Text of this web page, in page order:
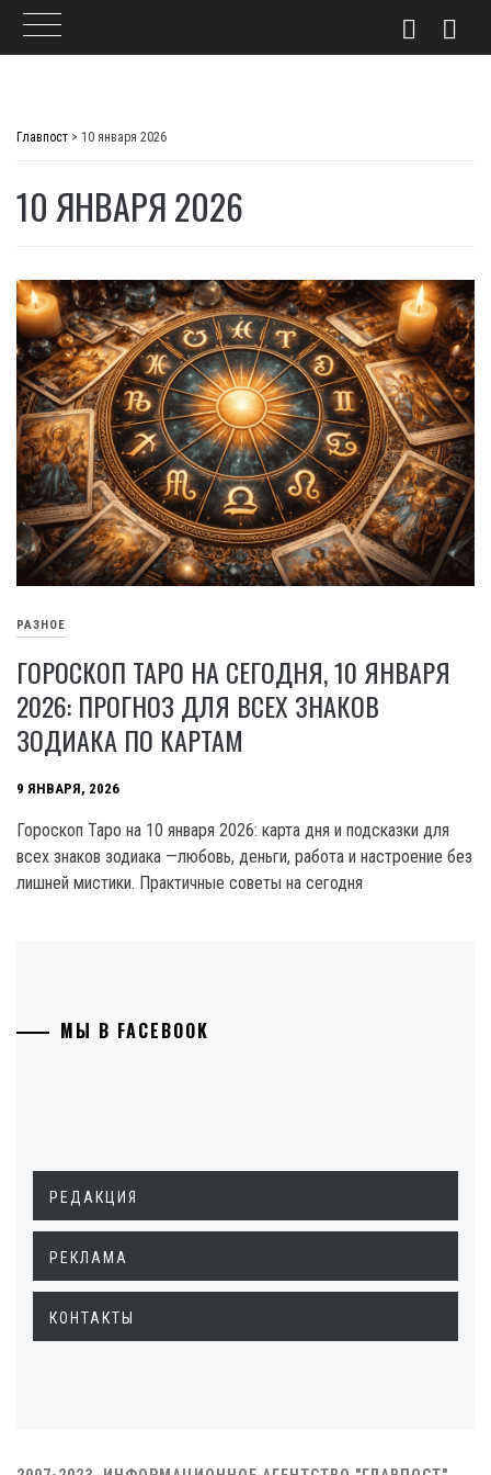
Главпост > 10 января 2026
10 ЯНВАРЯ 2026
РАЗНОЕ
ГОРОСКОП ТАРО НА СЕГОДНЯ, 10 ЯНВАРЯ
2026: ПРОГНОЗ ДЛЯ ВСЕХ ЗНАКОВ
ЗОДИАКА ПО КАРТАМ
9 ЯНВАРЯ, 2026
Гороскоп Таро на 10 января 2026: карта дня и подсказки для
всех знаков зодиака —любовь, деньги, работа и настроение без
лишней мистики. Практичные советы на сегодня
МЫ В FACEBOOK
РЕДАКЦИЯ
РЕКЛАМА
КОНТАКТЫ